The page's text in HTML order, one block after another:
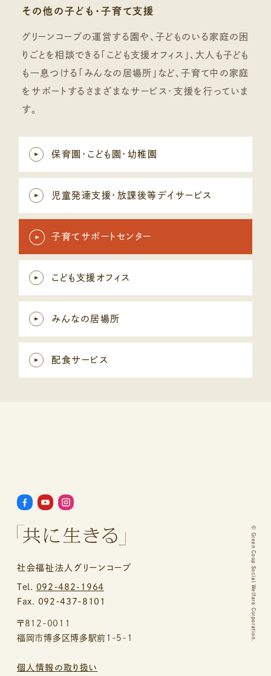
その他の子ども・子育て支援
グリーンコープの運営する園や、子どものいる家庭の困
りごとを相談できる「こども支援オフィス」、大人も子ども
も一息つける「みんなの居場所」など、子育て中の家庭
をサポートするさまざまなサービス・支援を行っていま
す。
保育園・こども園・幼稚園
児童発達支援・放課後等デイサービス
子育てサポートセンター
こども支援オフィス
みんなの居場所
配食サービス
社会福祉法人グリーンコープ
Tel.
092-482-1964
Fax. 092-437-8101
〒812-0011
福岡市博多区博多駅前1-5-1
©
Green Coop Social Welfare Corporation.
個人情報の取り扱い